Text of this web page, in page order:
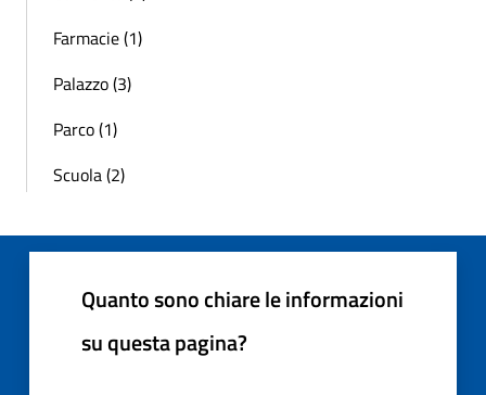
Farmacie (1)
Palazzo (3)
Parco (1)
Scuola (2)
Quanto sono chiare le informazioni
su questa pagina?